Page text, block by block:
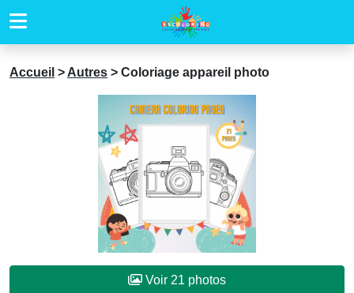
Accueil > Autres > Coloriage appareil photo
Voir 21 photos